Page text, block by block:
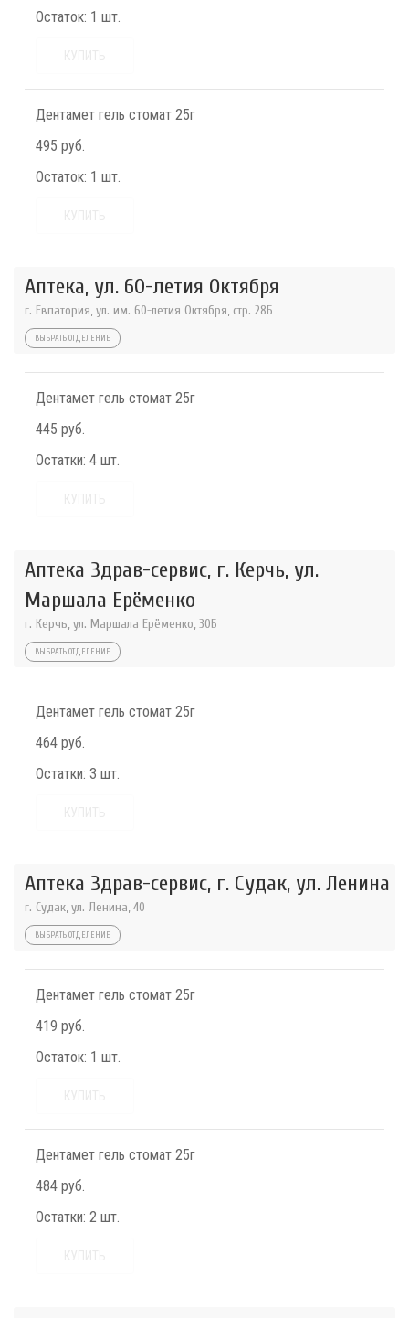
Остаток: 1 шт.
Дентамет гель стомат 25г
495 руб.
Остаток: 1 шт.
Аптека, ул. 60-летия Октября
г. Евпатория, ул. им. 60-летия Октября, стр. 28Б
ВЫБРАТЬ ОТДЕЛЕНИЕ
Дентамет гель стомат 25г
445 руб.
Остатки: 4 шт.
Аптека Здрав-сервис, г. Керчь, ул.
Маршала Ерёменко
г. Керчь, ул. Маршала Ерёменко, 30Б
ВЫБРАТЬ ОТДЕЛЕНИЕ
Дентамет гель стомат 25г
464 руб.
Остатки: 3 шт.
Аптека Здрав-сервис, г. Судак, ул. Ленина
г. Судак, ул. Ленина, 40
ВЫБРАТЬ ОТДЕЛЕНИЕ
Дентамет гель стомат 25г
419 руб.
Остаток: 1 шт.
Дентамет гель стомат 25г
484 руб.
Остатки: 2 шт.